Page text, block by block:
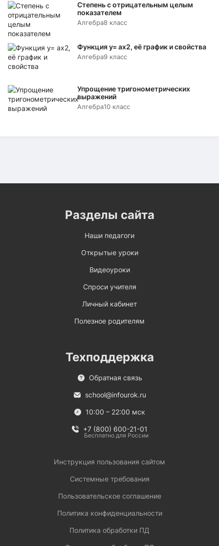
Степень с отрицательным целым
показателем
Алгебра8 класс
Функция y= аx2, её график и свойства
Алгебра9 класс
Упрощение тригонометрических
выражений
Алгебра10 класс
Разделы сайта
Наши педагоги
Открытые уроки
Видеоуроки
Спроси учителя
Личный кабинет
Полезное родителям
Техподдержка
Обратная связь
school@infourok.ru
10:00 – 22:00 мск
+7 (800) 600-21-01
Бесплатно для России
Инструкция пользования сайтом
Системные требования
Пользовательское соглашение
Политика конфиденциальности
Политика обработки ПД